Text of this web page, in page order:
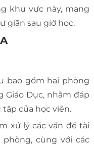
khu vực này, mang
giãn sau giờ học.
bao gồm hai phòng
Giáo Dục, nhằm đáp
của học viên.
xử lý các vấn đề tài
cùng với các